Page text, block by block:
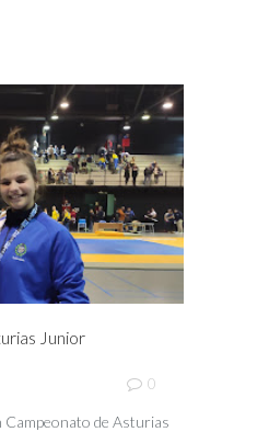
Junior
0
Campeonato de Asturias